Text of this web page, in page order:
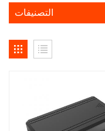
التصنيفات